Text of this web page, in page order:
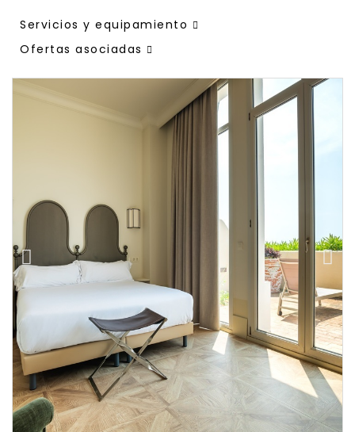
Servicios y equipamiento
Ofertas asociadas